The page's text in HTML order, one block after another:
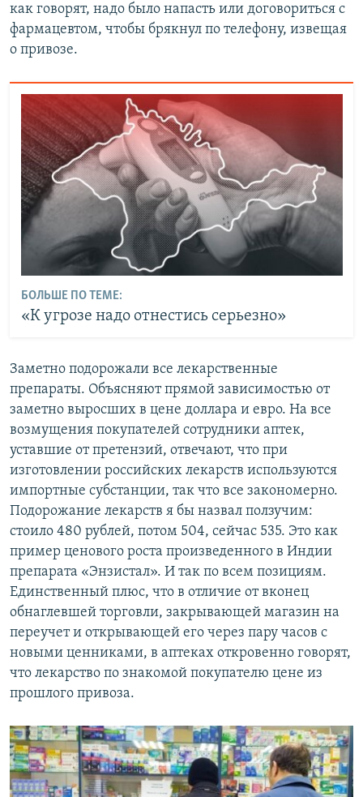
как говорят, надо было напасть или договориться с
фармацевтом, чтобы брякнул по телефону, извещая
о привозе.
БОЛЬШЕ ПО ТЕМЕ:
«К угрозе надо отнестись серьезно»
Заметно подорожали все лекарственные
препараты. Объясняют прямой зависимостью от
заметно выросших в цене доллара и евро. На все
возмущения покупателей сотрудники аптек,
уставшие от претензий, отвечают, что при
изготовлении российских лекарств используются
импортные субстанции, так что все закономерно.
Подорожание лекарств я бы назвал ползучим:
стоило 480 рублей, потом 504, сейчас 535. Это как
пример ценового роста произведенного в Индии
препарата «Энзистал». И так по всем позициям.
Единственный плюс, что в отличие от вконец
обнаглевшей торговли, закрывающей магазин на
переучет и открывающей его через пару часов с
новыми ценниками, в аптеках откровенно говорят,
что лекарство по знакомой покупателю цене из
прошлого привоза.